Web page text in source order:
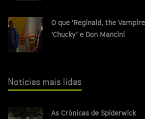
O que 'Reginald, the
‘Chucky’ e Don Mancini
Notícias mais lidas
As Crónicas de Spiderwick